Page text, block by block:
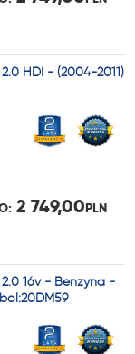
HDI - (2004-2011)
2 749,00PLN
16v - Benzyna -